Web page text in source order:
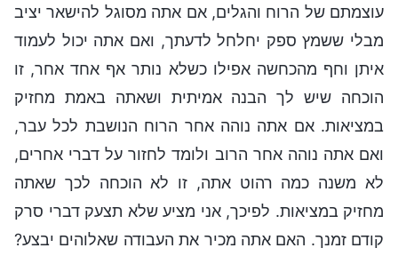
עוצמתם של הרוח והגלים, אם אתה מסוגל להישאר יציב
מבלי ששמץ ספק יחלחל לדעתך, ואם אתה יכול לעמוד
איתן וחף מהכחשה אפילו כשלא נותר אף אחד אחר, זו
הוכחה שיש לך הבנה אמיתית ושאתה באמת מחזיק
במציאות. אם אתה נוהה אחר הרוח הנושבת לכל עבר,
ואם אתה נוהה אחר הרוב ולומד לחזור על דברי אחרים,
לא משנה כמה רהוט אתה, זו לא הוכחה לכך שאתה
מחזיק במציאות. לפיכך, אני מציע שלא תצעק דברי סרק
קודם זמנך. האם אתה מכיר את העבודה שאלוהים יבצע?